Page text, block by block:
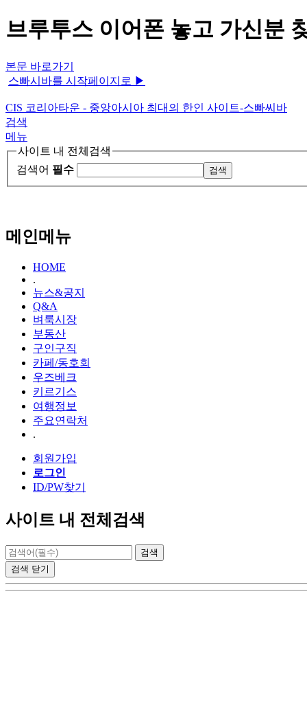
브루투스 이어폰 놓고 가신분
본문 바로가기
스빠시바를 시작페이지로 ▶
CIS 코리아타운 - 중앙아시아 최대의 한인 사이트-스빠씨바
검색
메뉴
사이트 내 전체검색
검색어 필수
메인메뉴
HOME
.
뉴스&공지
Q&A
벼룩시장
부동산
구인구직
카페/동호회
우즈베크
키르기스
여행정보
주요연락처
.
회원가입
로그인
ID/PW찾기
사이트 내 전체검색
검색 닫기